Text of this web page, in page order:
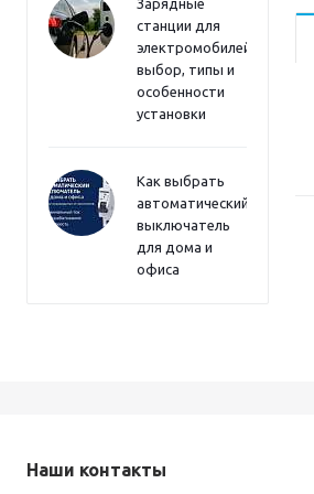
Зарядные
станции для
электромобилей:
выбор, типы и
особенности
установки
Как выбрать
автоматический
выключатель
для дома и
офиса
Наши контакты